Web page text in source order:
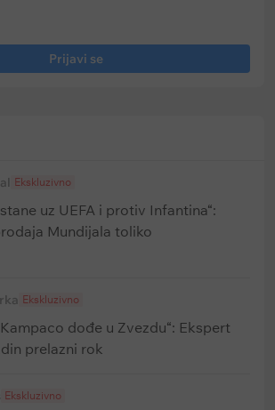
Prijavi se
Ekskluzivno
uz UEFA i protiv Infantina“:
Mundijala toliko
Ekskluzivno
dođe u Zvezdu“: Ekspert
prelazni rok
Ekskluzivno